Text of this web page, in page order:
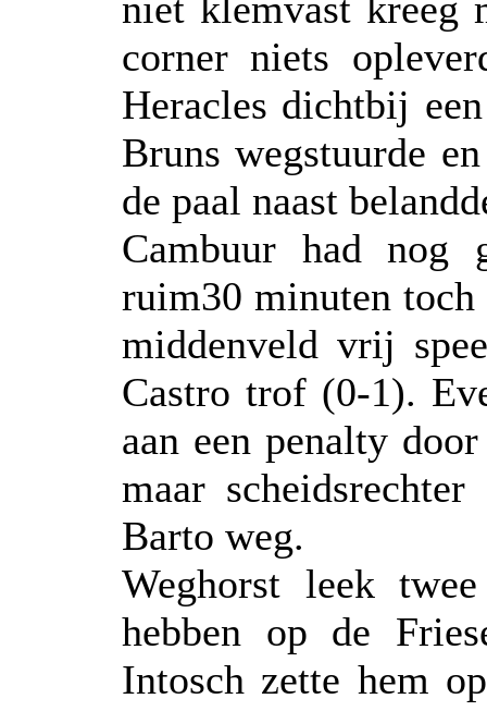
niet klemvast kreeg
corner niets
Heracles dichtbij
Bruns wegstuurde
de paal naast
Cambuur had nog
ruim30 minuten
middenveld vrij
Castro trof (0-1).
aan een penalty
maar
Barto weg.
Weghorst leek
hebben op de
Intosch zette hem